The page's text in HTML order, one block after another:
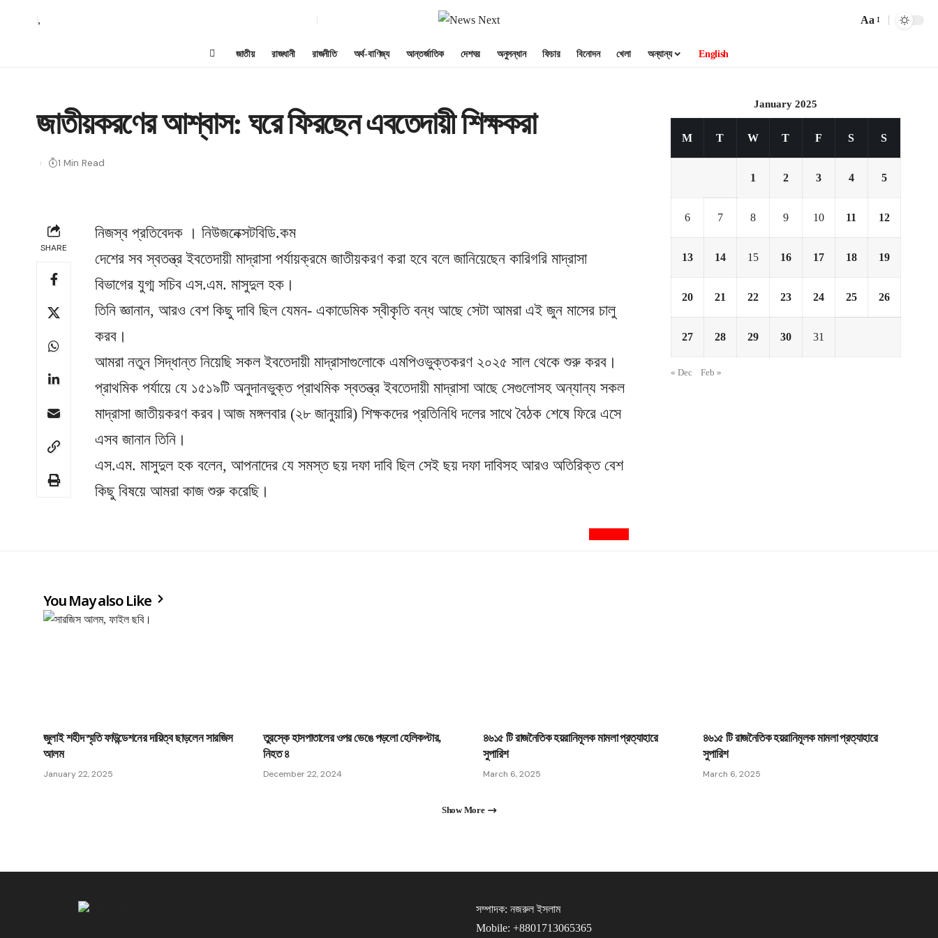
, Aa
জাতীয় রাজধানী রাজনীতি অর্থ-বাণিজ্য আন্তর্জাতিক দেশঘর অনুসন্ধান ফিচার বিনোদন খেলা অন্যান্য English
জাতীয়করণের আশ্বাস: ঘরে ফিরছেন এবতেদায়ী শিক্ষকরা
1 Min Read
SHARE
নিজস্ব প্রতিবেদক । নিউজনেক্সটবিডি.কম
দেশের সব স্বতন্ত্র ইবতেদায়ী মাদ্রাসা পর্যায়ক্রমে জাতীয়করণ করা হবে বলে জানিয়েছেন কারিগরি মাদ্রাসা
বিভাগের যুগ্ম সচিব এস.এম. মাসুদুল হক।
তিনি জ্ঞানান, আরও বেশ কিছু দাবি ছিল যেমন- একাডেমিক স্বীকৃতি বন্ধ আছে সেটা আমরা এই জুন মাসের চালু
করব।
আমরা নতুন সিদ্ধান্ত নিয়েছি সকল ইবতেদায়ী মাদ্রাসাগুলোকে এমপিওভুক্তকরণ ২০২৫ সাল থেকে শুরু করব।
প্রাথমিক পর্যায়ে যে ১৫১৯টি অনুদানভুক্ত প্রাথমিক স্বতন্ত্র ইবতেদায়ী মাদ্রাসা আছে সেগুলোসহ অন্যান্য সকল
মাদ্রাসা জাতীয়করণ করব।আজ মঙ্গলবার (২৮ জানুয়ারি) শিক্ষকদের প্রতিনিধি দলের সাথে বৈঠক শেষে ফিরে এসে
এসব জানান তিনি।
এস.এম. মাসুদুল হক বলেন, আপনাদের যে সমস্ত ছয় দফা দাবি ছিল সেই ছয় দফা দাবিসহ আরও অতিরিক্ত বেশ
কিছু বিষয়ে আমরা কাজ শুরু করেছি।
January 2025
M T W T F S S
1 2 3 4 5
6 7 8 9 10 11 12
13 14 15 16 17 18 19
20 21 22 23 24 25 26
27 28 29 30 31
« Dec Feb »
You May also Like
জুলাই শহীদ স্মৃতি ফাউন্ডেশনের দায়িত্ব ছাড়লেন সারজিস
আলম
January 22, 2025
তুরস্কে হাসপাতালের ওপর ভেঙে পড়লো হেলিকপ্টার,
নিহত ৪
December 22, 2024
৪৬১৫ টি রাজনৈতিক হয়রানিমূলক মামলা প্রত্যাহারে
সুপারিশ
March 6, 2025
৪৬১৫ টি রাজনৈতিক হয়রানিমূলক মামলা প্রত্যাহারে
সুপারিশ
March 6, 2025
Show More
সম্পাদক: নজরুল ইসলাম
Mobile: +8801713065365